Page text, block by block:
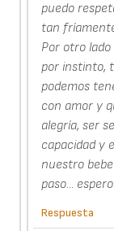
puedo
tan
Por otro
por instinto,
podemos
con amor y
alegría, ser
capacidad y
nuestro
paso...
Respuesta